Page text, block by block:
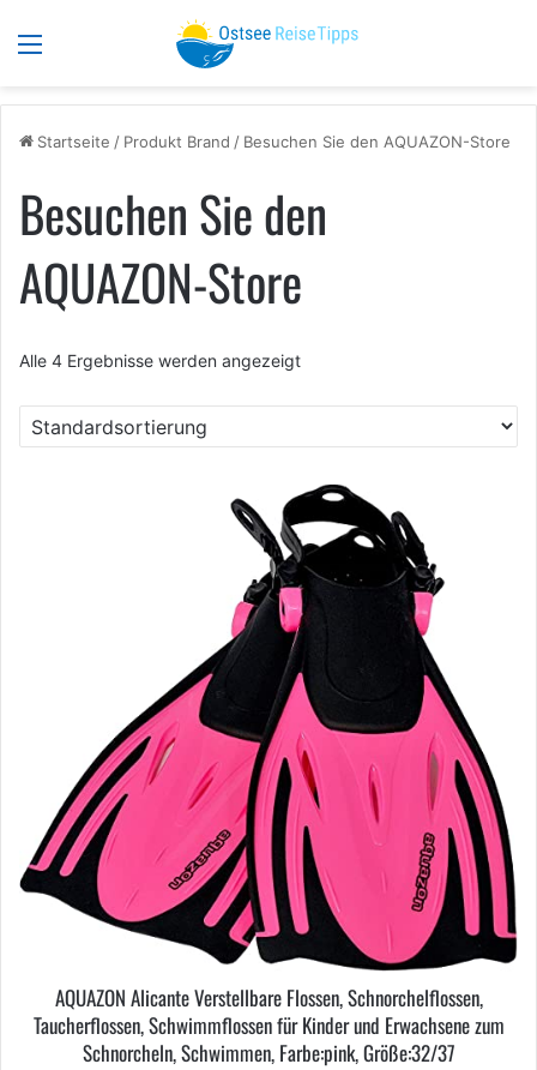
Menü
Startseite / Produkt Brand / Besuchen Sie den AQUAZON-Store
Besuchen Sie den
AQUAZON-Store
Alle 4 Ergebnisse werden angezeigt
AQUAZON Alicante Verstellbare Flossen, Schnorchelflossen,
Taucherflossen, Schwimmflossen für Kinder und Erwachsene zum
Schnorcheln, Schwimmen, Farbe:pink, Größe:32/37